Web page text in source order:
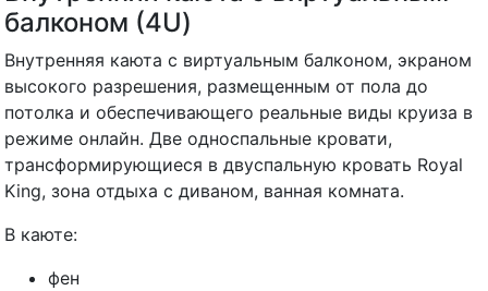
балконом (4U)
Внутренняя каюта с виртуальным балконом, экраном
высокого разрешения, размещенным от пола до
потолка и обеспечивающего реальные виды круиза в
режиме онлайн. Две односпальные кровати,
трансформирующиеся в двуспальную кровать Royal
King, зона отдыха с диваном, ванная комната.
В каюте:
фен